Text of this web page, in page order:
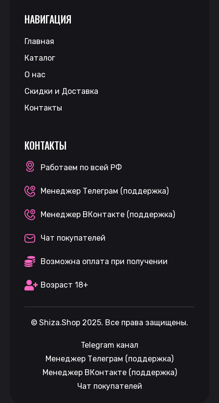
НАВИГАЦИЯ
Главная
Каталог
О нас
Скидки и Доставка
Контакты
КОНТАКТЫ
Работаем по всей РФ
Менеджер Телеграм (поддержка)
Менеджер ВКонтакте (поддержка)
Чат покупателей
Возможна оплата при получении
Возраст 18+
© Shiza.Shop 2025. Все права защищены.
Telegram канал
Менеджер Телеграм (поддержка)
Менеджер ВКонтакте (поддержка)
Чат покупателей